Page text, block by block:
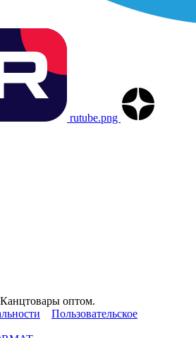
rutube.png
оптом.
Пользовательское